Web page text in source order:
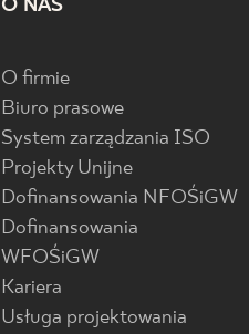
O NAS
O firmie
Biuro prasowe
System zarządzania ISO
Projekty Unijne
Dofinansowania NFOŚiGW
Dofinansowania
WFOŚiGW
Kariera
Usługa projektowania